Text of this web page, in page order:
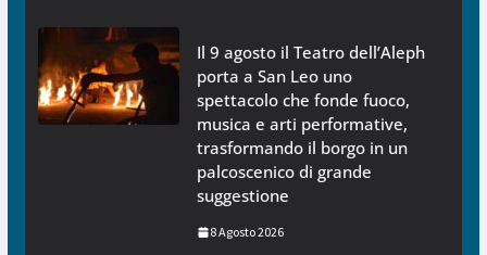
Il 9 agosto il Teatro dell’Aleph
porta a San Leo uno
spettacolo che fonde fuoco,
musica e arti performative,
trasformando il borgo in un
palcoscenico di grande
suggestione
8 Agosto 2026